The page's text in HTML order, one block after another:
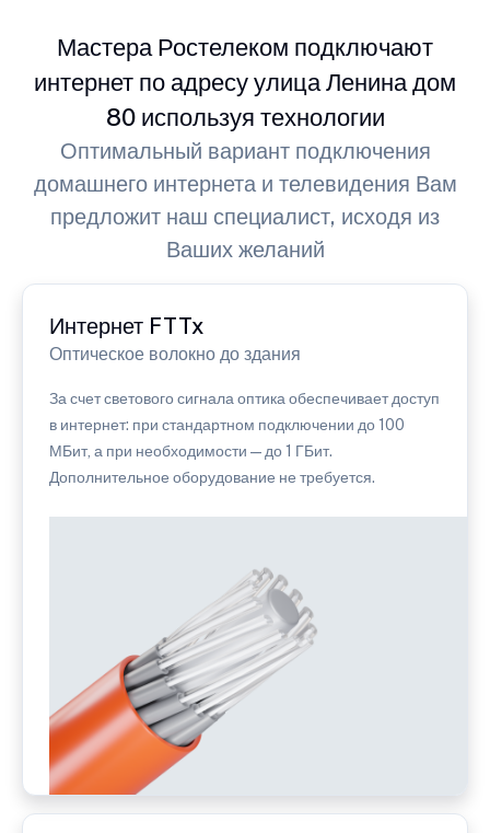
Мастера Ростелеком подключают
интернет по адресу улица Ленина дом
80 используя технологии
Оптимальный вариант подключения
домашнего интернета и телевидения Вам
предложит наш специалист, исходя из
Ваших желаний
Интернет FTTx
Оптическое волокно до здания
За счет светового сигнала оптика обеспечивает доступ
в интернет: при стандартном подключении до 100
МБит, а при необходимости — до 1 ГБит.
Дополнительное оборудование не требуется.